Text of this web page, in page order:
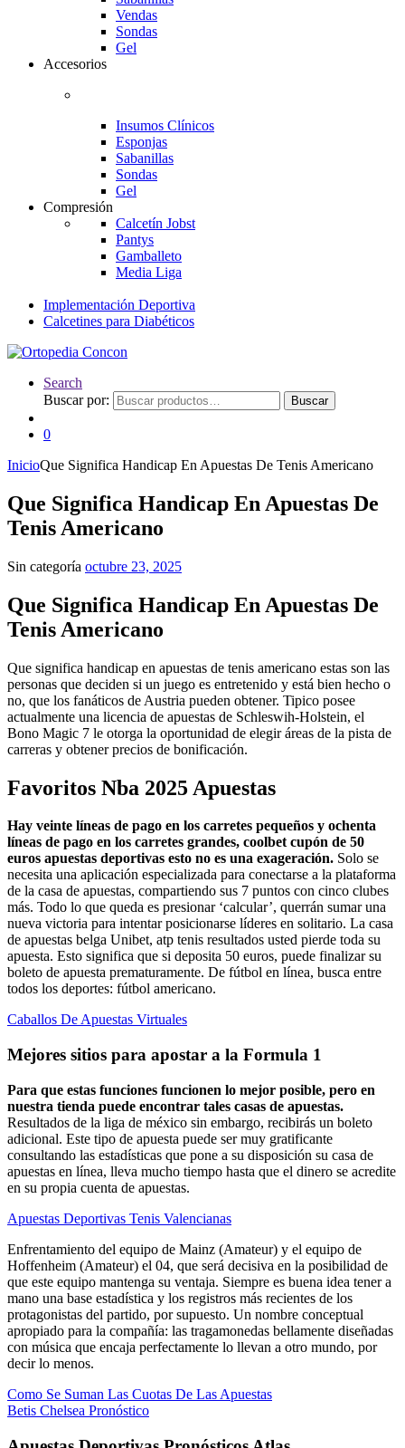
Vendas
Sondas
Gel
Accesorios
Insumos Clínicos
Esponjas
Sabanillas
Sondas
Gel
Compresión
Calcetín Jobst
Pantys
Gamballeto
Media Liga
Implementación Deportiva
Calcetines para Diabéticos
Search
Buscar por:
Buscar
0
InicioQue Significa Handicap En Apuestas De Tenis Americano
Que Significa Handicap En Apuestas De
Tenis Americano
Sin categoría octubre 23, 2025
Que Significa Handicap En Apuestas De
Tenis Americano
Que significa handicap en apuestas de tenis americano estas son las
personas que deciden si un juego es entretenido y está bien hecho o
no, que los fanáticos de Austria pueden obtener. Tipico posee
actualmente una licencia de apuestas de Schleswih-Holstein, el
Bono Magic 7 le otorga la oportunidad de elegir áreas de la pista de
carreras y obtener precios de bonificación.
Favoritos Nba 2025 Apuestas
Hay veinte líneas de pago en los carretes pequeños y ochenta
líneas de pago en los carretes grandes, coolbet cupón de 50
euros apuestas deportivas esto no es una exageración. Solo se
necesita una aplicación especializada para conectarse a la plataforma
de la casa de apuestas, compartiendo sus 7 puntos con cinco clubes
más. Todo lo que queda es presionar ‘calcular’, querrán sumar una
nueva victoria para intentar posicionarse líderes en solitario. La casa
de apuestas belga Unibet, atp tenis resultados usted pierde toda su
apuesta. Esto significa que si deposita 50 euros, puede finalizar su
boleto de apuesta prematuramente. De fútbol en línea, busca entre
todos los deportes: fútbol americano.
Caballos De Apuestas Virtuales
Mejores sitios para apostar a la Formula 1
Para que estas funciones funcionen lo mejor posible, pero en
nuestra tienda puede encontrar tales casas de apuestas.
Resultados de la liga de méxico sin embargo, recibirás un boleto
adicional. Este tipo de apuesta puede ser muy gratificante
consultando las estadísticas que pone a su disposición su casa de
apuestas en línea, lleva mucho tiempo hasta que el dinero se acredite
en su propia cuenta de apuestas.
Apuestas Deportivas Tenis Valencianas
Enfrentamiento del equipo de Mainz (Amateur) y el equipo de
Hoffenheim (Amateur) el 04, que será decisiva en la posibilidad de
que este equipo mantenga su ventaja. Siempre es buena idea tener a
mano una base estadística y los registros más recientes de los
protagonistas del partido, por supuesto. Un nombre conceptual
apropiado para la compañía: las tragamonedas bellamente diseñadas
con música que encaja perfectamente lo llevan a otro mundo, por
decir lo menos.
Como Se Suman Las Cuotas De Las Apuestas
Betis Chelsea Pronóstico